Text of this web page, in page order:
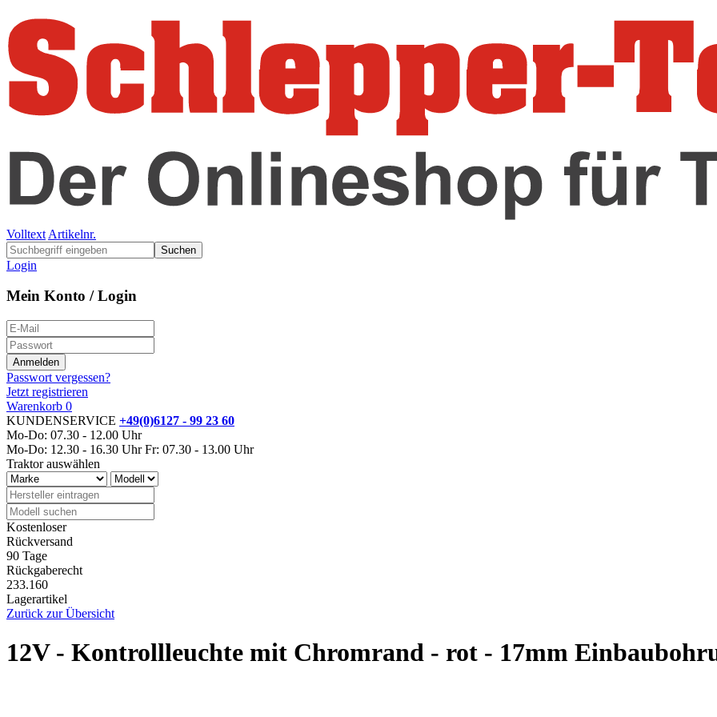
Volltext Artikelnr.
Suchen
Login
Mein Konto / Login
Passwort vergessen?
Jetzt registrieren
Warenkorb 0
KUNDENSERVICE +49(0)6127 - 99 23 60
Mo-Do: 07.30 - 12.00 Uhr
Mo-Do: 12.30 - 16.30 Uhr Fr: 07.30 - 13.00 Uhr
Traktor auswählen
Kostenloser
Rückversand
90 Tage
Rückgaberecht
233.160
Lagerartikel
Zurück zur Übersicht
12V - Kontrollleuchte mit Chromrand - rot - 17mm